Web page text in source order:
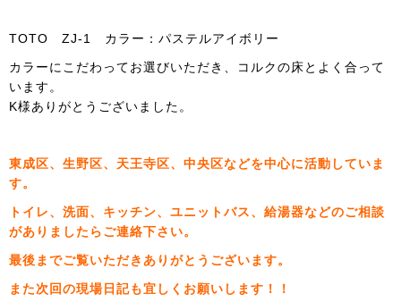
TOTO ZJ-1 カラー：パステルアイボリー
カラーにこだわってお選びいただき、コルクの床とよく合って
います。
K様ありがとうございました。
東成区、生野区、天王寺区、中央区などを中心に活動していま
す。
トイレ、洗面、キッチン、ユニットバス、給湯器などのご相談
がありましたらご連絡下さい。
最後までご覧いただきありがとうございます。
また次回の現場日記も宜しくお願いします！！